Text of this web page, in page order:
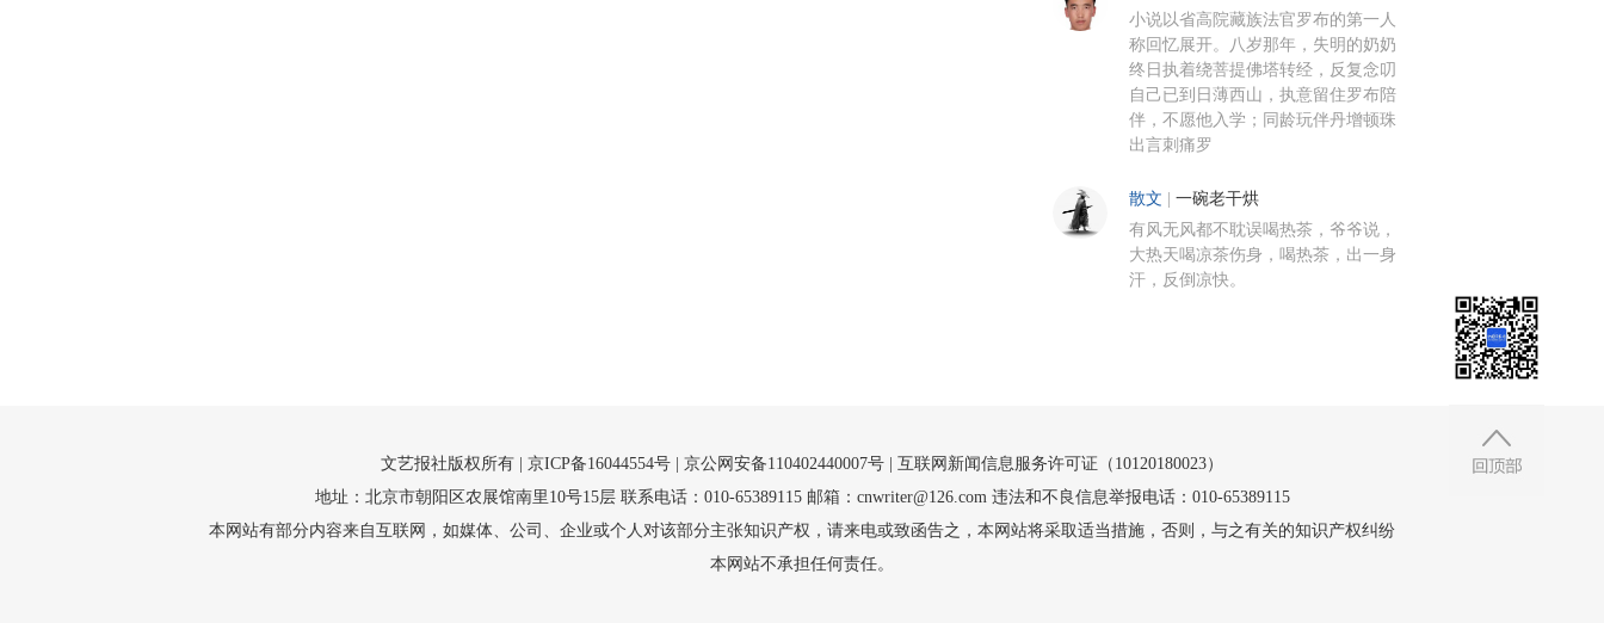
小说以省高院藏族法官罗布的第一人
称回忆展开。八岁那年，失明的奶奶
终日执着绕菩提佛塔转经，反复念叨
自己已到日薄西山，执意留住罗布陪
伴，不愿他入学；同龄玩伴丹增顿珠
出言刺痛罗
散文 一碗老干烘
有风无风都不耽误喝热茶，爷爷说，
大热天喝凉茶伤身，喝热茶，出一身
汗，反倒凉快。
文艺报社版权所有 | 京ICP备16044554号 | 京公网安备110402440007号 | 互联网新闻信息服务许可证（10120180023）
地址：北京市朝阳区农展馆南里10号15层 联系电话：010-65389115 邮箱：cnwriter@126.com 违法和不良信息举报电话：010-65389115
本网站有部分内容来自互联网，如媒体、公司、企业或个人对该部分主张知识产权，请来电或致函告之，本网站将采取适当措施，否则，与之有关的知识产权纠纷
本网站不承担任何责任。